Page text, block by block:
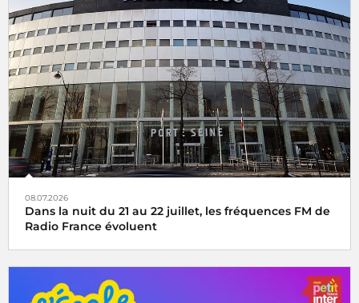
08.07.2026
Dans la nuit du 21 au 22 juillet, les fréquences FM de
Radio France évoluent